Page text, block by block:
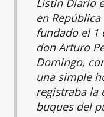
Listín Diario
en
fundado el 1
don Arturo
Domingo,
una simple
registraba la
buques del